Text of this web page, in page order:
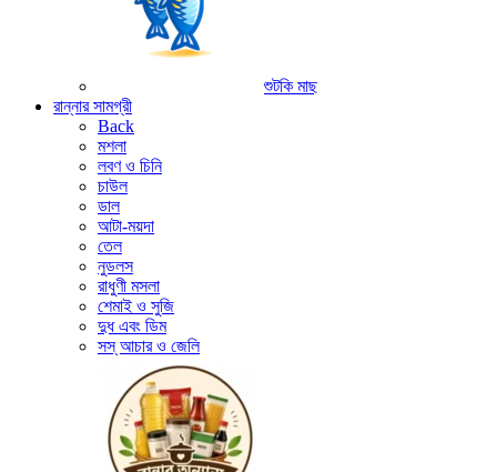
শুটকি মাছ
রান্নার সামগ্রী
Back
মশলা
লবণ ও চিনি
চাউল
ডাল
আটা-ময়দা
তেল
নুডলস
রাধুণী মসলা
শেমাই ও সুজি
দুধ এবং ডিম
সস্ আচার ও জেলি